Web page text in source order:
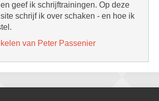
en geef ik schrijftrainingen. Op deze
site schrijf ik over schaken - en hoe ik
van Peter Passenier